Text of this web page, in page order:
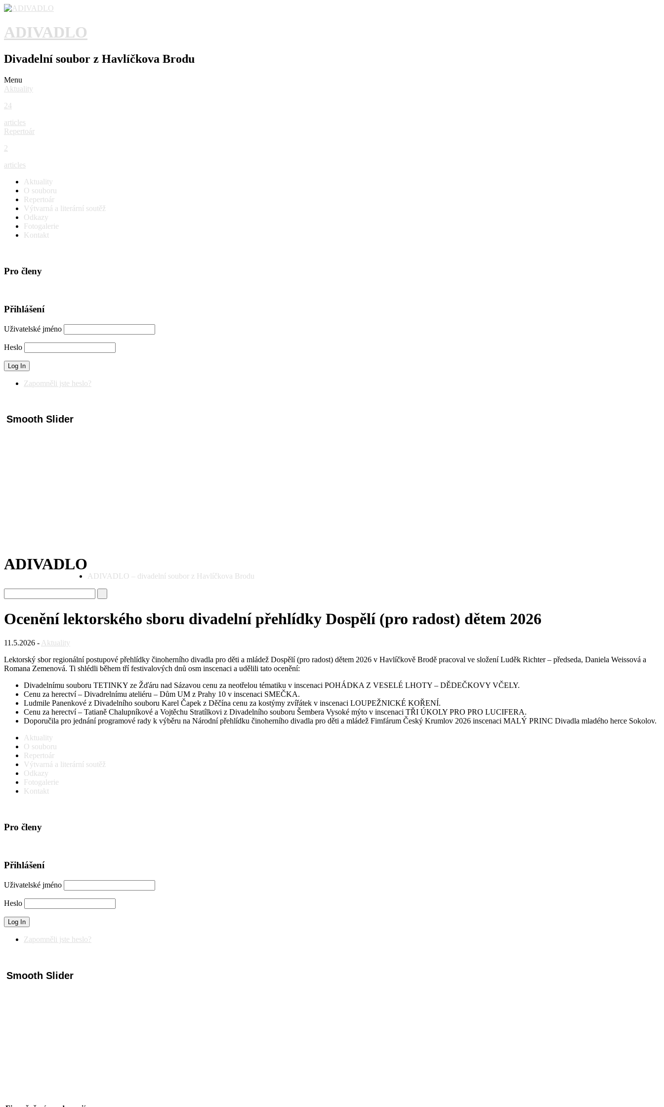
ADIVADLO
Divadelní soubor z Havlíčkova Brodu
Menu
Aktuality
24
articles
Repertoár
2
articles
Aktuality
O souboru
Repertoár
Výtvarná a literární soutěž
Odkazy
Fotogalerie
Kontakt
Pro členy
Přihlášení
Uživatelské jméno
Heslo
Zapomněli jste heslo?
Smooth Slider
ADIVADLO
ADIVADLO – divadelní soubor z Havlíčkova Brodu
Ocenění lektorského sboru divadelní přehlídky Dospělí (pro radost) dětem 2026
11.5.2026 - Aktuality
Lektorský sbor regionální postupové přehlídky činoherního divadla pro děti a mládež Dospělí (pro radost) dětem 2026 v Havlíčkově Brodě pracoval ve složení Luděk Richter – předseda, Daniela Weissová a
Romana Zemenová. Ti shlédli během tří festivalových dnů osm inscenaci a udělili tato ocenění:
Divadelnímu souboru TETINKY ze Žďáru nad Sázavou cenu za neotřelou tématiku v inscenaci POHÁDKA Z VESELÉ LHOTY – DĚDEČKOVY VČELY.
Cenu za herectví – Divadrelnímu ateliéru – Dům UM z Prahy 10 v inscenaci SMEČKA.
Ludmile Panenkové z Divadelního souboru Karel Čapek z Děčína cenu za kostýmy zvířátek v inscenaci LOUPEŽNICKÉ KOŘENÍ.
Cenu za herectví – Tatianě Chalupníkové a Vojtěchu Stratílkovi z Divadelního souboru Šembera Vysoké mýto v inscenaci TŘI ÚKOLY PRO PRO LUCIFERA.
Doporučila pro jednání programové rady k výběru na Národní přehlídku činoherního divadla pro děti a mládež Fimfárum Český Krumlov 2026 inscenaci MALÝ PRINC Divadla mladého herce Sokolov.
Aktuality
O souboru
Repertoár
Výtvarná a literární soutěž
Odkazy
Fotogalerie
Kontakt
Pro členy
Přihlášení
Uživatelské jméno
Heslo
Zapomněli jste heslo?
Smooth Slider